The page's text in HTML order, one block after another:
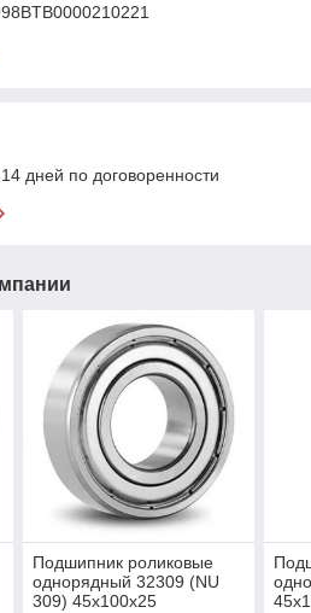
дней по договоренности
Подшипник роликовые
однорядный 32309 (NU
309) 45x100x25